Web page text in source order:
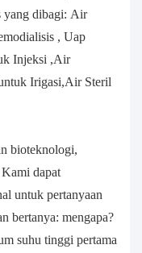
yang dibagi: Air
, Uap
Injeksi ,Air
Irigasi,Air Steril
bioteknologi,
dapat
untuk pertanyaan
bertanya: mengapa?
suhu tinggi pertama